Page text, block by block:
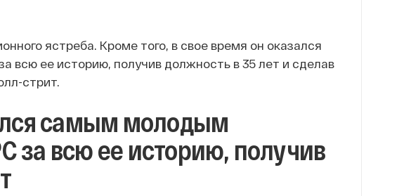
ястреба. Кроме того, в свое время он оказался
ее историю, получив должность в 35 лет и сделав
стрит.
самым молодым
всю ее историю, получив